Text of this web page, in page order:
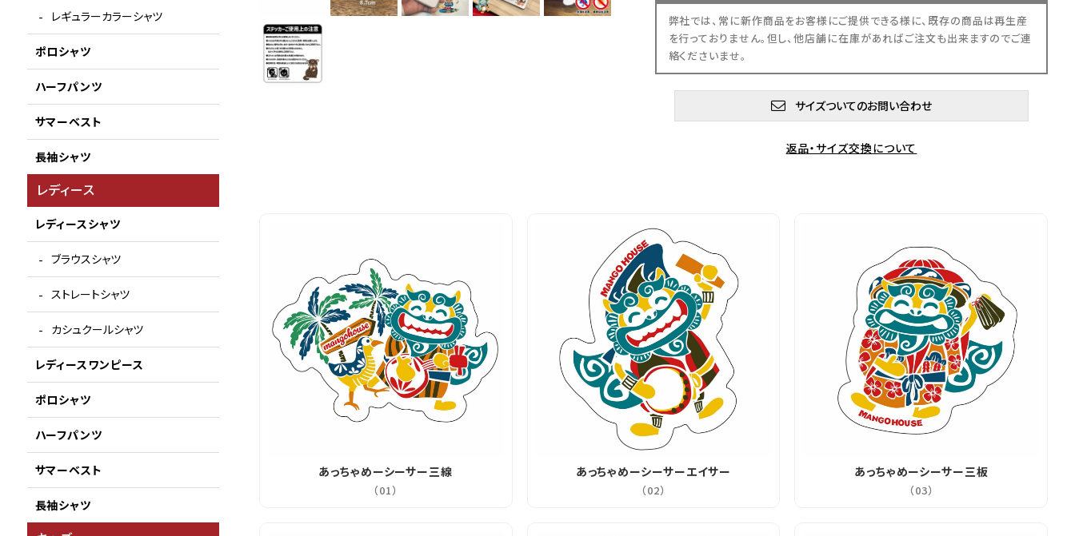
レギュラーカラーシャツ
ポロシャツ
ハーフパンツ
サマーベスト
長袖シャツ
レディース
レディースシャツ
ブラウスシャツ
ストレートシャツ
カシュクールシャツ
レディースワンピース
ポロシャツ
ハーフパンツ
サマーベスト
長袖シャツ
弊社では、常に新作商品をお客様にご提供できる様に、既存の商品は再生産
を行っておりません。但し、他店舗に在庫があればご注文も出来ますのでご連
絡くださいませ。
サイズついてのお問い合わせ
返品・サイズ交換について
あっちゃめーシーサー三線
（01）
あっちゃめーシーサーエイサー
（02）
あっちゃめーシーサー三板
（03）